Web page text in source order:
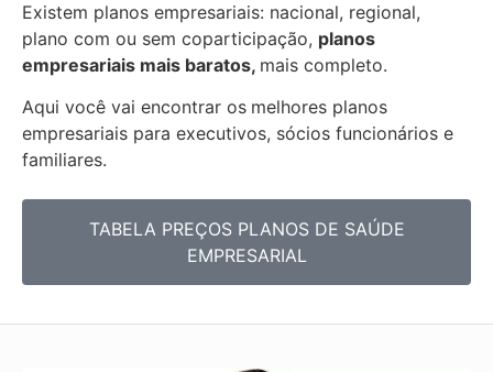
Existem planos empresariais: nacional, regional,
plano com ou sem coparticipação, planos
empresariais mais baratos, mais completo.
Aqui você vai encontrar os melhores planos
empresariais para executivos, sócios funcionários e
familiares.
TABELA PREÇOS PLANOS DE SAÚDE
EMPRESARIAL